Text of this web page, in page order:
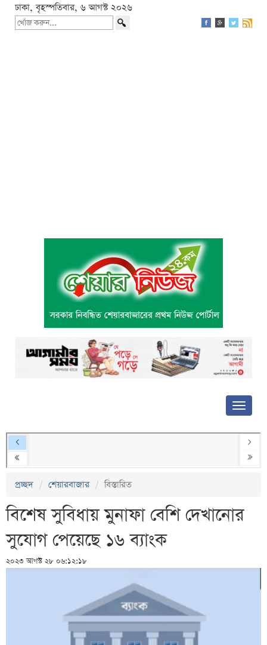
ঢাকা, বৃহস্পতিবার, ৬ আগস্ট ২০২৬
প্রচ্ছদ শেয়ারবাজার বিস্তারিত
বিশেষ সুবিধায় মুনাফা বেশি দেখানোর
সুযোগ পেয়েছে ১৬ ব্যাংক
২০২৩ আগস্ট ২৮ ০৬:১২:১৮